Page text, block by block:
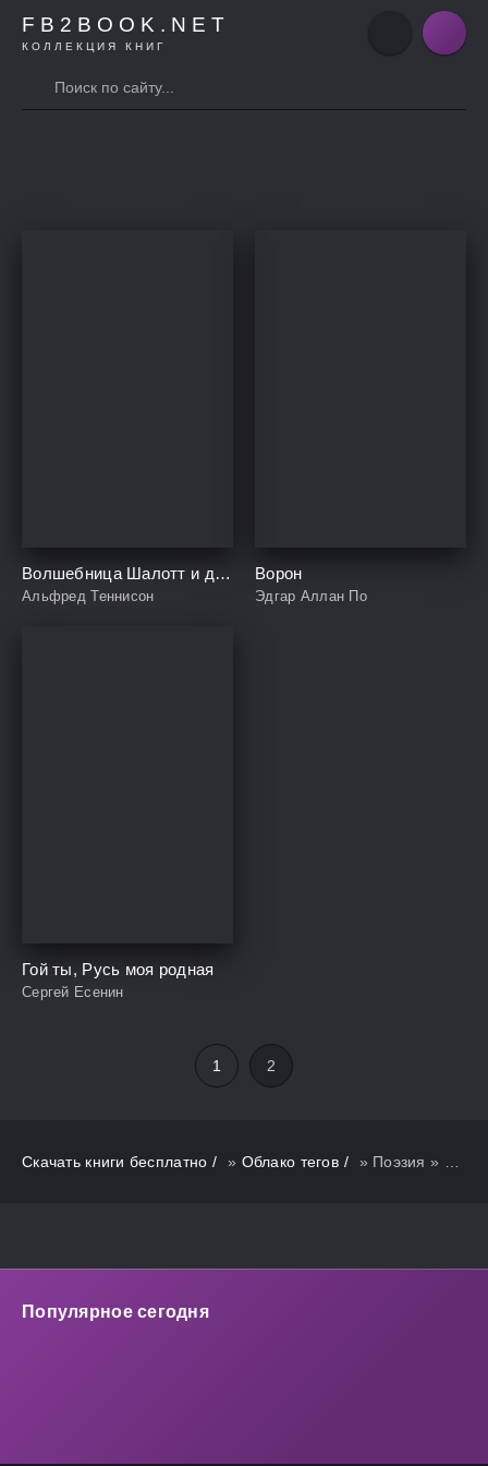
FB2BOOK.NET
КОЛЛЕКЦИЯ КНИГ
Популярное сегодня
Волшебница Шалотт и другие стихотворения
Альфред Теннисон
Ворон
Эдгар Аллан По
Гой ты, Русь моя родная
Сергей Есенин
1 2
Скачать книги бесплатно » Облако тегов » Поэзия » Страница 2